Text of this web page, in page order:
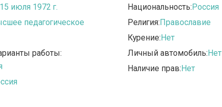
15 июля 1972 г.
педагогическое
работы:
Национальность:Россия
Религия:Православие
Курение:Нет
Личный автомобиль:Нет
Наличие прав:Нет